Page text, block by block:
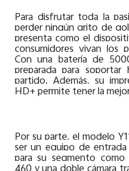
Para disfrutar toda la
perder ningún grito de
presenta como el
consumidores vivan los
Con una batería de
preparada para
partido. Además, su
HD+ permite tener la
Por su parte, el modelo
ser un equipo de
para su segmento como